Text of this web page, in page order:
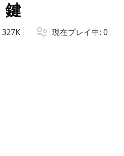
鍵
327K 現在プレイ中: 0